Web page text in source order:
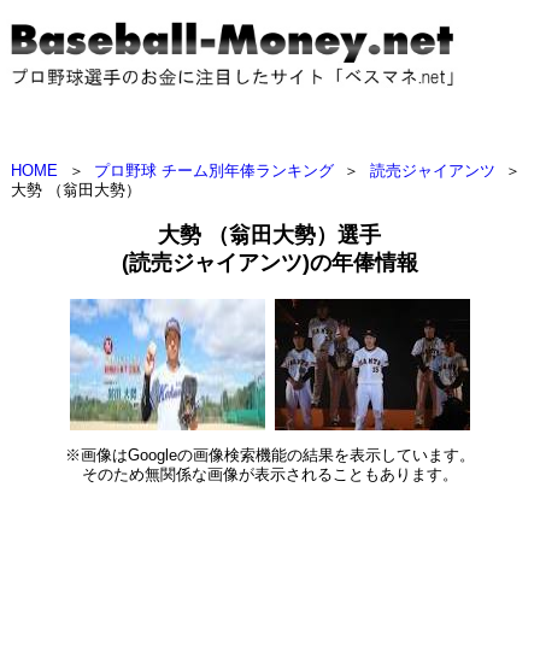
HOME ＞ プロ野球 チーム別年俸ランキング ＞ 読売ジャイアンツ
＞
大勢 （翁田大勢）
大勢 （翁田大勢）選手
(読売ジャイアンツ)の年俸情報
※画像はGoogleの画像検索機能の結果を表示しています。
そのため無関係な画像が表示されることもあります。